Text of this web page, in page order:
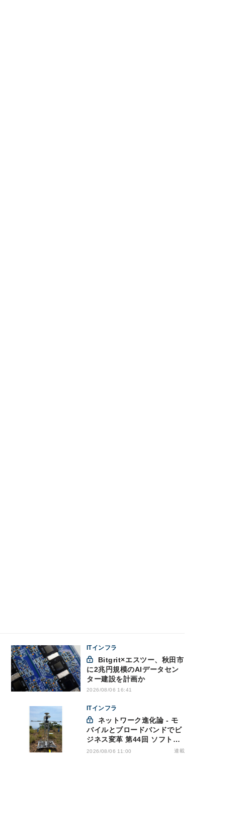
ITインフラ
に2兆円規模のAIデータセン
ター建設を計画か
2026/08/06 16:41
ITインフラ
バイルとブロードバンドでビ
ジネス変革 第44回 ソフトバ
ンクが「HAPS」のプレ商用
2026/08/06 11:00 連載